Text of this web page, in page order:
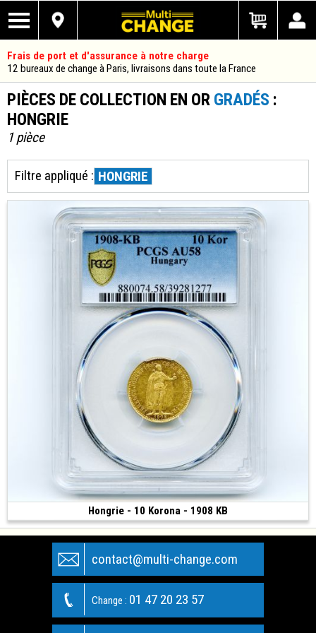
Frais de port et d'assurance à notre charge
12 bureaux de change à Paris, livraisons dans toute la France
PIÈCES DE COLLECTION EN OR GRADÉS :
HONGRIE
1 pièce
Filtre appliqué : HONGRIE
Hongrie - 10 Korona - 1908 KB
(1908 • Kremnitz • 3.38 g • 19 mm)
contact@multi-change.com
Change : 01 47 20 23 57